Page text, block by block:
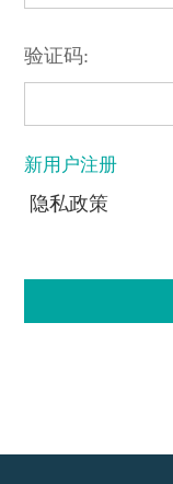
验证码:
新用户注册
隐私政策